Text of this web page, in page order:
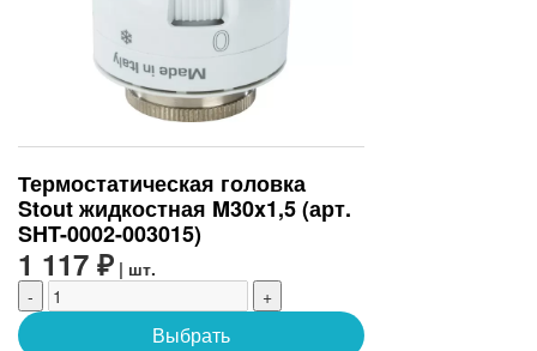
Термостатическая головка
Stout жидкостная M30x1,5 (арт.
SHT-0002-003015)
1 117 ₽ | шт.
-
+
Выбрать